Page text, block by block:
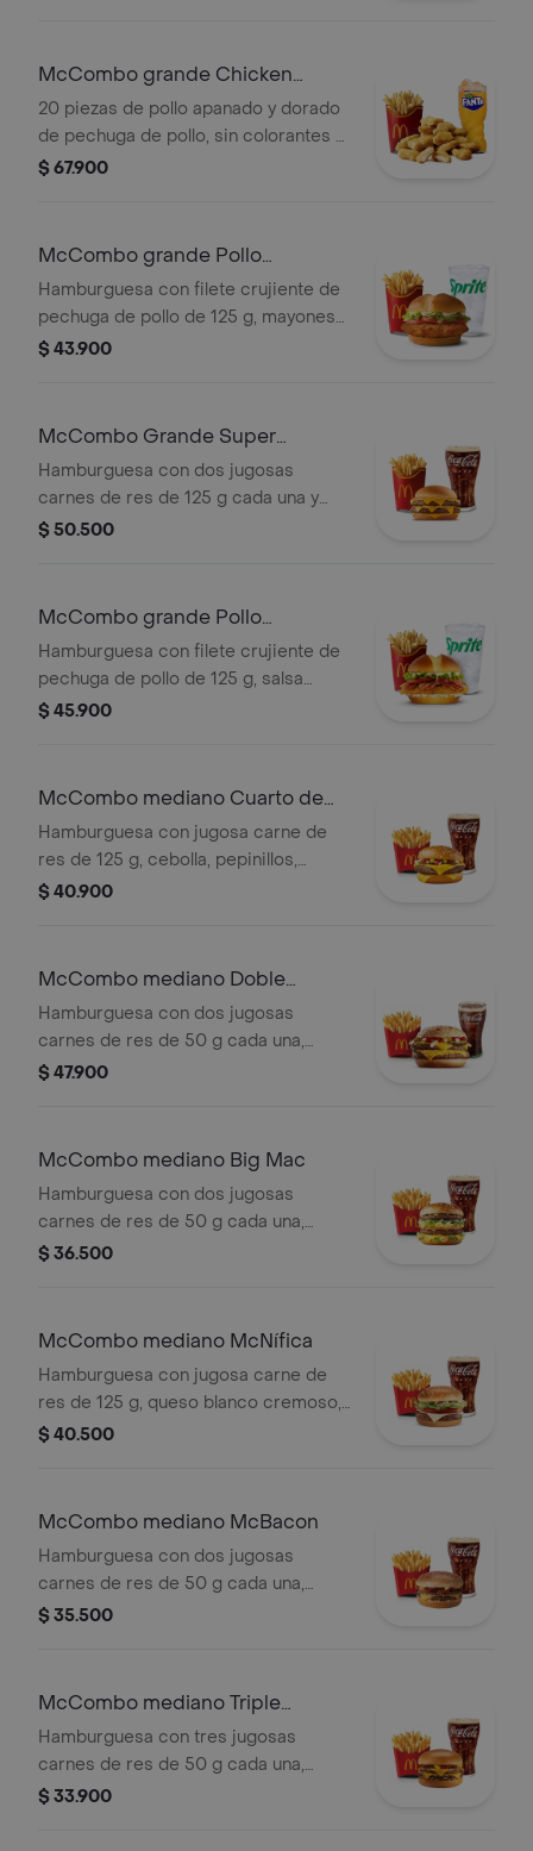
a elección.
McCombo grande Chicken
McNuggets de 20 pzas
20 piezas de pollo apanado y dorado
de pechuga de pollo, sin colorantes ni
conservantes artificiales.
$ 67.900
McCombo grande Pollo
McCrispy Deluxe
Hamburguesa con filete crujiente de
pechuga de pollo de 125 g, mayonesa
cremosa, lechuga fresca y tomate, en
grande a elección.
$ 43.900
McCombo Grande Super
Cheddar Lover
Hamburguesa con dos jugosas
carnes de res de 125 g cada una y
cinco quesos cremosos.
$ 50.500
McCombo grande Pollo
McCrispy Bacon Ranch
Hamburguesa con filete crujiente de
pechuga de pollo de 125 g, salsa
ranch, tocineta ahumada, lechuga
grandes y bebida grande a elección.
$ 45.900
McCombo mediano Cuarto de
Libra con Queso
Hamburguesa con jugosa carne de
res de 125 g, cebolla, pepinillos,
queso cheddar cremoso, salsa de
medianas y bebida mediana a
$ 40.900
McCombo mediano Doble
Cuarto de Libra con Queso
Hamburguesa con dos jugosas
carnes de res de 50 g cada una,
doble queso cheddar cremoso,
Acompañada de papas fritas
medianas y bebida mediana a
elección.
$ 47.900
McCombo mediano Big Mac
Hamburguesa con dos jugosas
carnes de res de 50 g cada una,
cebolla, lechuga fresca, pepinillos,
Mac™, en pan dorado con ajonjolí.
medianas y bebida mediana a
elección.
$ 36.500
McCombo mediano McNífica
Hamburguesa con jugosa carne de
res de 125 g, queso blanco cremoso,
cebolla, tomate fresco, lechuga, salsa
de papas fritas medianas y bebida
$ 40.500
McCombo mediano McBacon
Hamburguesa con dos jugosas
carnes de res de 50 g cada una,
tocineta ahumada, cebolla, queso
Acompañada de papas fritas
medianas y bebida mediana a
elección.
$ 35.500
McCombo mediano Triple
Hamburguesa con Queso
Hamburguesa con tres jugosas
carnes de res de 50 g cada una,
doble queso cheddar cremoso,
$ 33.900